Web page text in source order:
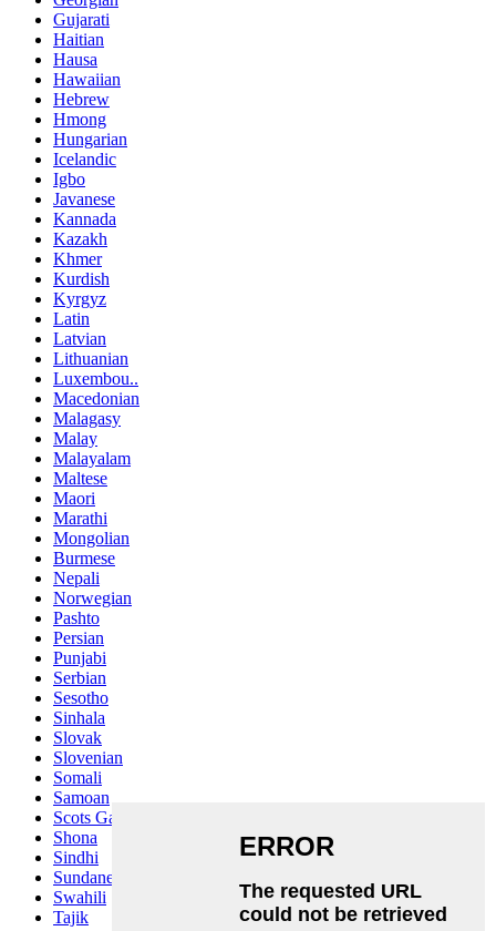
Gujarati
Haitian
Hausa
Hawaiian
Hebrew
Hmong
Hungarian
Icelandic
Igbo
Javanese
Kannada
Kazakh
Khmer
Kurdish
Kyrgyz
Latin
Latvian
Lithuanian
Luxembou..
Macedonian
Malagasy
Malay
Malayalam
Maltese
Maori
Marathi
Mongolian
Burmese
Nepali
Norwegian
Pashto
Persian
Punjabi
Serbian
Sesotho
Sinhala
Slovak
Slovenian
Somali
Samoan
Scots Gaelic
Shona
Sindhi
Sundanese
Swahili
Tajik